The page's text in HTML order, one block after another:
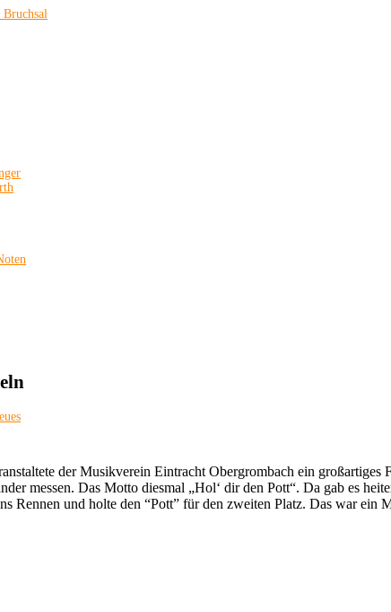
der Musikverein Eintracht Obergrombach ein
messen. Das Motto diesmal „Hol‘ dir den Pott“. Da gab es
Rennen und holte den “Pott” für den zweiten Platz. Das war